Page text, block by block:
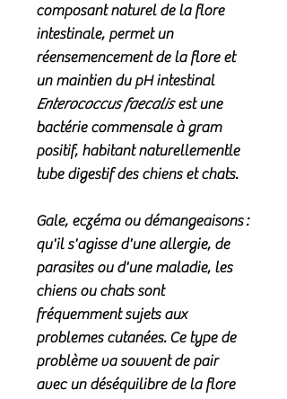
composant naturel de la flore
intestinale, permet un
réensemencement de la flore et
un maintien du pH intestinal
Enterococcus faecalisest une
bactérie commensale à gram
positif, habitant naturellementle
tube digestif des chiens et chats.
Gale, eczéma ou démangeaisons :
qu'il s'agisse d'une allergie, de
parasites ou d'une maladie, les
chiens ou chats sont
fréquemment sujets aux
problemes cutanées. Ce type de
problème va souvent de pair
avec un déséquilibre de la flore